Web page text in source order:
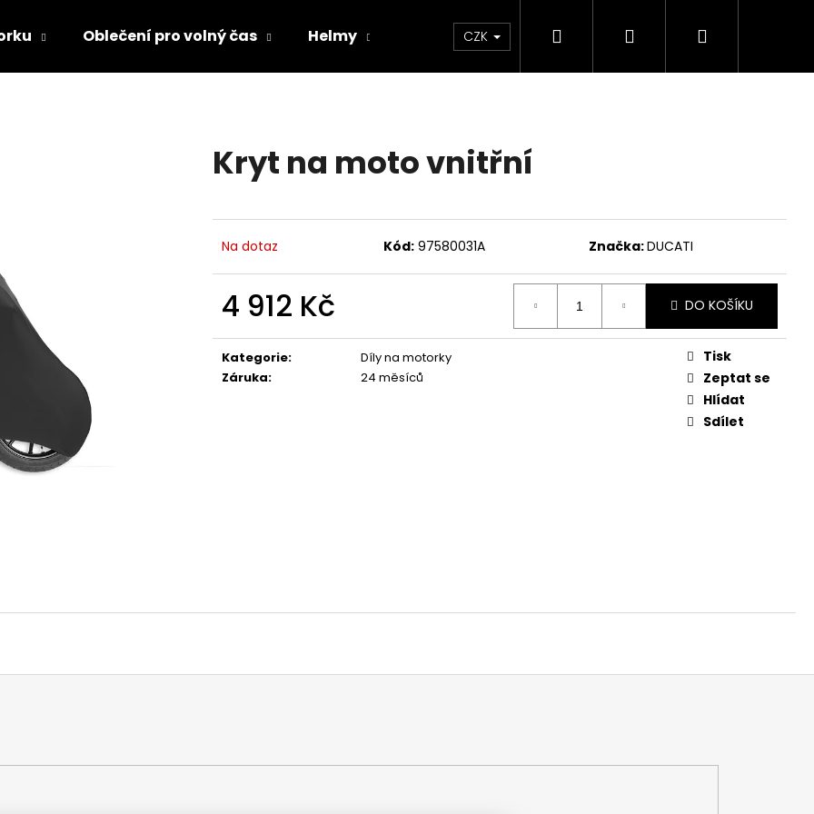
Oblečení pro volný čas Helmy Chrániče Díly Doplňky a předměty
CZK Hledat PřihlášeníNákupní
Kryt na moto vnitřní
Na dotaz Kód: 97580031A Značka:DUCATI
4 912 Kč
cena:
DO KOŠÍKU
Kategorie:
Díly na motorky
Záruka: 24 měsíců
Tisk
Zeptat se
Hlídat
Sdílet
HLEDAT
TRIČKO DC SPEED BÍLO-ČERNÉ